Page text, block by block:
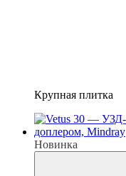
Крупная плитка
Новинка